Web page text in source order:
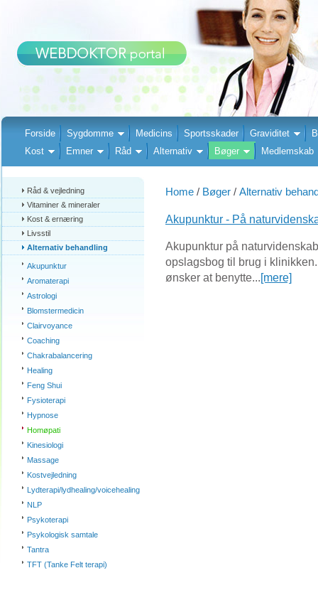
Forside Sygdomme Medicins Sportsskader Graviditet
Kost
Emner Råd Alternativ Bøger Medlemskab
Råd & vejledning
Vitaminer & mineraler
Kost & ernæring
Livsstil
Alternativ behandling
Akupunktur
Aromaterapi
Astrologi
Blomstermedicin
Clairvoyance
Coaching
Chakrabalancering
Healing
Feng Shui
Fysioterapi
Hypnose
Homøpati
Kinesiologi
Massage
Kostvejledning
Lydterapi/lydhealing/voicehealing
NLP
Psykoterapi
Psykologisk samtale
Tantra
TFT (Tanke Felt terapi)
Home / Bøger / Alternativ
Akupunktur - På
Akupunktur på
opslagsbog til brug i
ønsker at benytte...[mere]